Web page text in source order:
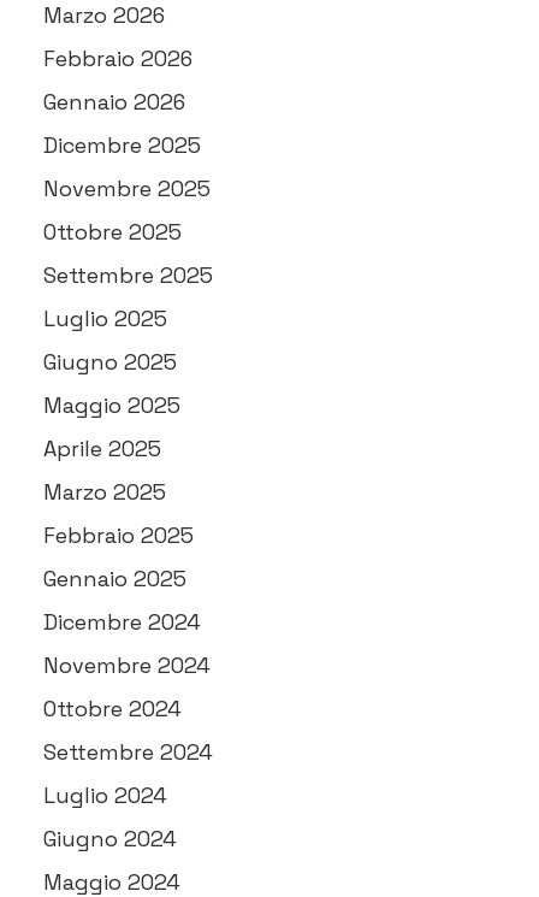
Marzo 2026
Febbraio 2026
Gennaio 2026
Dicembre 2025
Novembre 2025
Ottobre 2025
Settembre 2025
Luglio 2025
Giugno 2025
Maggio 2025
Aprile 2025
Marzo 2025
Febbraio 2025
Gennaio 2025
Dicembre 2024
Novembre 2024
Ottobre 2024
Settembre 2024
Luglio 2024
Giugno 2024
Maggio 2024